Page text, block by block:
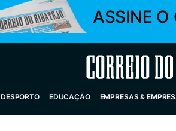
ASSINE O
Correio do
DESPORTO EDUCAÇÃO EMPRESAS &